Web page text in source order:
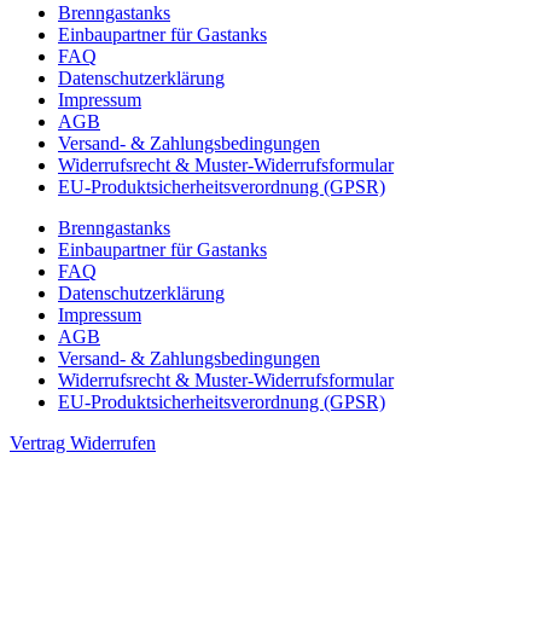
Brenngastanks
Einbaupartner für Gastanks
FAQ
Datenschutzerklärung
Impressum
AGB
Versand- & Zahlungsbedingungen
Widerrufsrecht & Muster-Widerrufsformular
EU-Produktsicherheitsverordnung (GPSR)
Brenngastanks
Einbaupartner für Gastanks
FAQ
Datenschutzerklärung
Impressum
AGB
Versand- & Zahlungsbedingungen
Widerrufsrecht & Muster-Widerrufsformular
EU-Produktsicherheitsverordnung (GPSR)
Vertrag Widerrufen